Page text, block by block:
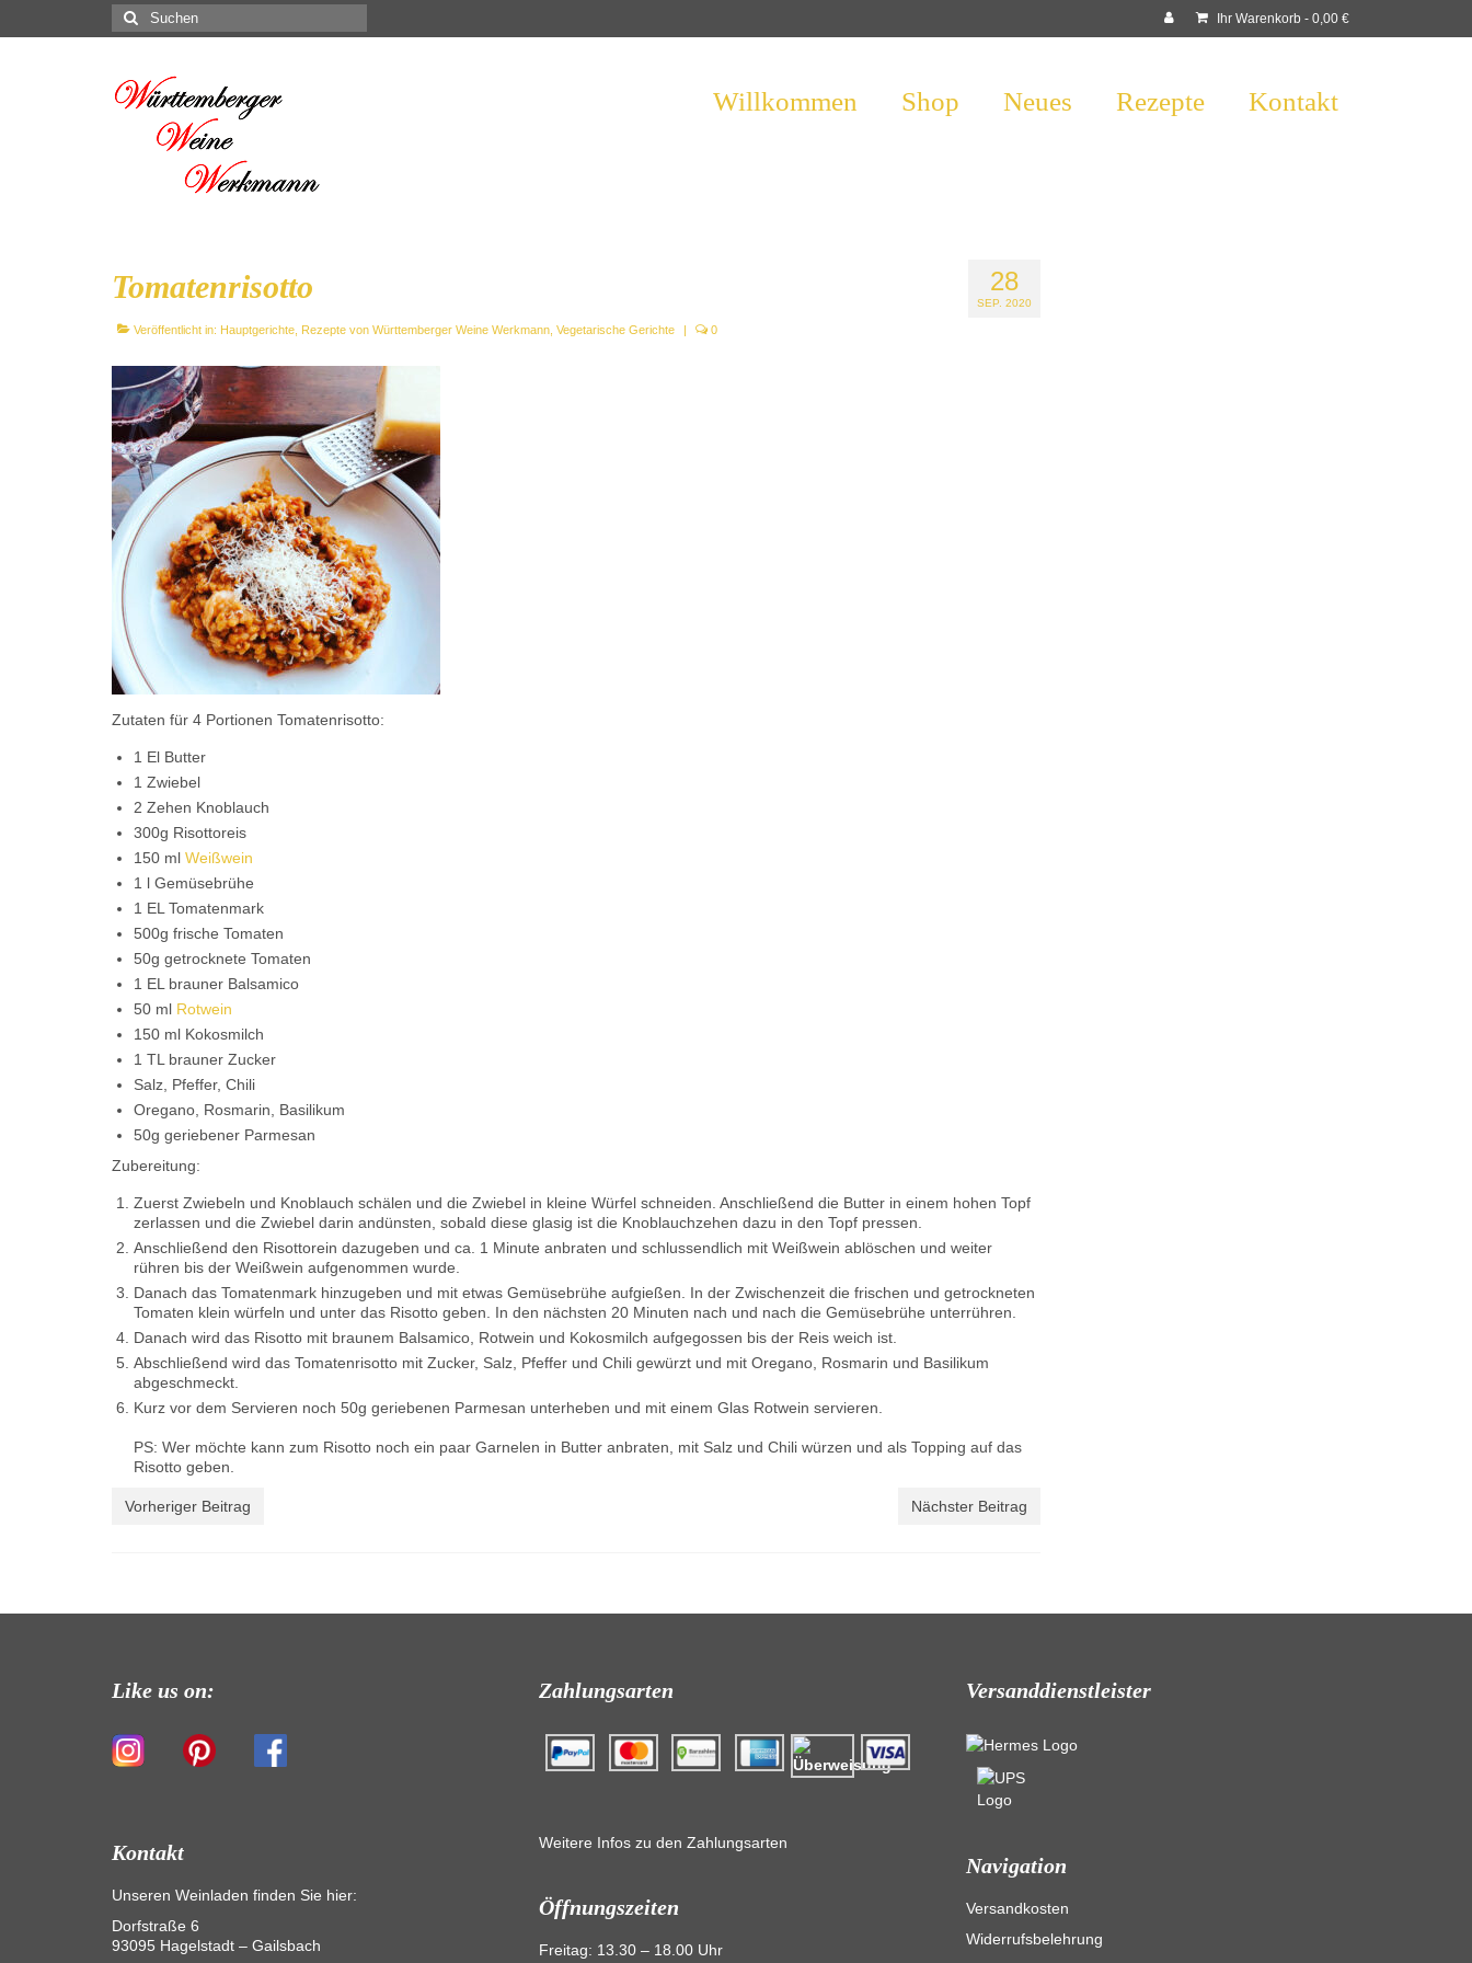
Ihr Warenkorb - 0,00 €
Suchen
nach:
Willkommen Shop Neues Rezepte Kontakt
28
SEP. 2020
Tomatenrisotto
Veröffentlicht in: Hauptgerichte Rezepte von Württemberger Weine Werkmann Vegetarische Gerichte | 0
Zutaten für 4 Portionen Tomatenrisotto:
1 El Butter
1 Zwiebel
2 Zehen Knoblauch
300g Risottoreis
150 ml Weißwein
1 l Gemüsebrühe
1 EL Tomatenmark
500g frische Tomaten
50g getrocknete Tomaten
1 EL brauner Balsamico
50 ml Rotwein
150 ml Kokosmilch
1 TL brauner Zucker
Salz, Pfeffer, Chili
Oregano, Rosmarin, Basilikum
50g geriebener Parmesan
Zubereitung:
Zuerst Zwiebeln und Knoblauch schälen und die Zwiebel in kleine Würfel schneiden. Anschließend die Butter in einem hohen Topf
zerlassen und die Zwiebel darin andünsten, sobald diese glasig ist die Knoblauchzehen dazu in den Topf pressen.
Anschließend den Risottorein dazugeben und ca. 1 Minute anbraten und schlussendlich mit Weißwein ablöschen und weiter
rühren bis der Weißwein aufgenommen wurde.
Danach das Tomatenmark hinzugeben und mit etwas Gemüsebrühe aufgießen. In der Zwischenzeit die frischen und getrockneten
Tomaten klein würfeln und unter das Risotto geben. In den nächsten 20 Minuten nach und nach die Gemüsebrühe unterrühren.
Danach wird das Risotto mit braunem Balsamico, Rotwein und Kokosmilch aufgegossen bis der Reis weich ist.
Abschließend wird das Tomatenrisotto mit Zucker, Salz, Pfeffer und Chili gewürzt und mit Oregano, Rosmarin und Basilikum
abgeschmeckt.
Kurz vor dem Servieren noch 50g geriebenen Parmesan unterheben und mit einem Glas Rotwein servieren.
PS: Wer möchte kann zum Risotto noch ein paar Garnelen in Butter anbraten, mit Salz und Chili würzen und als Topping auf das
Risotto geben.
Vorheriger Beitrag Nächster Beitrag
Like us on:
Kontakt
Unseren Weinladen finden Sie hier:
Dorfstraße 6
93095 Hagelstadt – Gailsbach
Zahlungsarten
Weitere Infos zu den Zahlungsarten
Öffnungszeiten
Freitag: 13.30 – 18.00 Uhr
Versanddienstleister
Navigation
Versandkosten
Widerrufsbelehrung